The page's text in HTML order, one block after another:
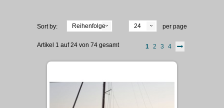
Sort by: Reihenfolge 24 per page
Artikel 1 auf 24 von 74 gesamt 1 2 3 4